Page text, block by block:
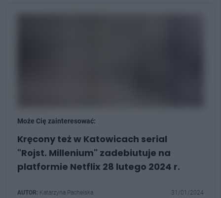
Może Cię zainteresować:
Kręcony też w Katowicach serial
"Rojst. Millenium" zadebiutuje na
platformie Netflix 28 lutego 2024 r.
AUTOR: Katarzyna Pachelska 31/01/2024